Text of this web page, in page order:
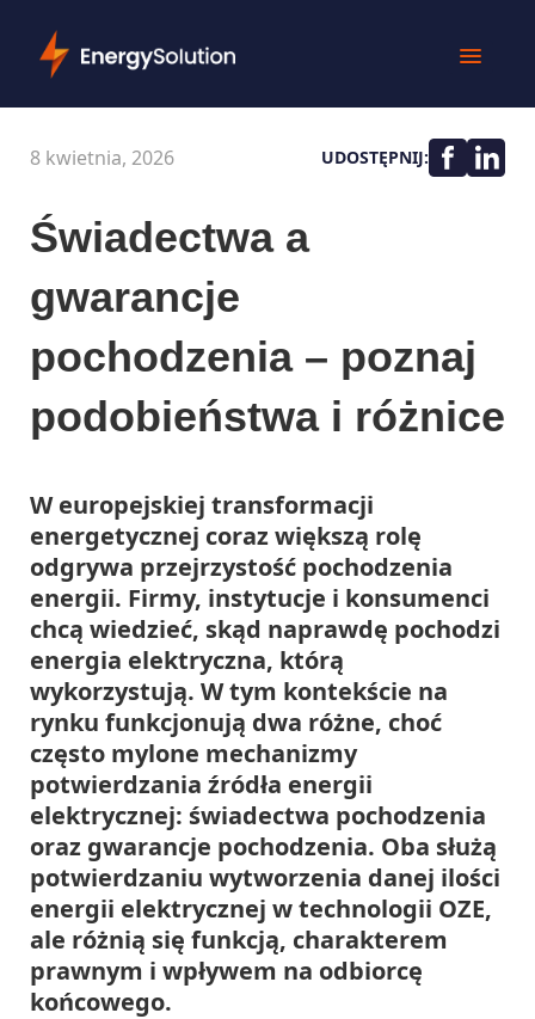
8 kwietnia, 2026 UDOSTĘPNIJ:
Świadectwa a
gwarancje
pochodzenia – poznaj
podobieństwa i różnice
W europejskiej transformacji
energetycznej coraz większą rolę
odgrywa przejrzystość pochodzenia
energii. Firmy, instytucje i konsumenci
chcą wiedzieć, skąd naprawdę pochodzi
energia elektryczna, którą
wykorzystują. W tym kontekście na
rynku funkcjonują dwa różne, choć
często mylone mechanizmy
potwierdzania źródła energii
elektrycznej: świadectwa pochodzenia
oraz gwarancje pochodzenia. Oba służą
potwierdzaniu wytworzenia danej ilości
energii elektrycznej w technologii OZE,
ale różnią się funkcją, charakterem
prawnym i wpływem na odbiorcę
końcowego.